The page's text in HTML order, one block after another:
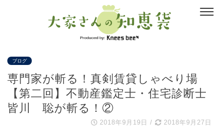
ブログ
専門家が斬る！真剣賃貸しゃべり場
【第二回】不動産鑑定士・住宅診断士
皆川 聡が斬る！②
2018年9月19日 / 2018年9月27日